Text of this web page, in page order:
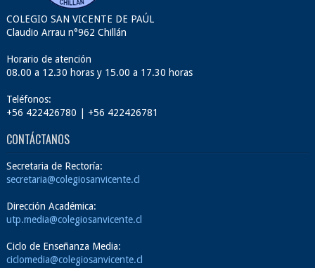
COLEGIO SAN VICENTE DE PAÚL
Claudio Arrau n°962 Chillán
Horario de atención
08.00 a 12.30 horas y 15.00 a 17.30 horas
Teléfonos:
+56 422426780 | +56 422426781
CONTÁCTANOS
Secretaria de Rectoría:
secretaria@colegiosanvicente.cl
Dirección Académica:
utp.media@colegiosanvicente.cl
Ciclo de Enseñanza Media:
ciclomedia@colegiosanvicente.cl